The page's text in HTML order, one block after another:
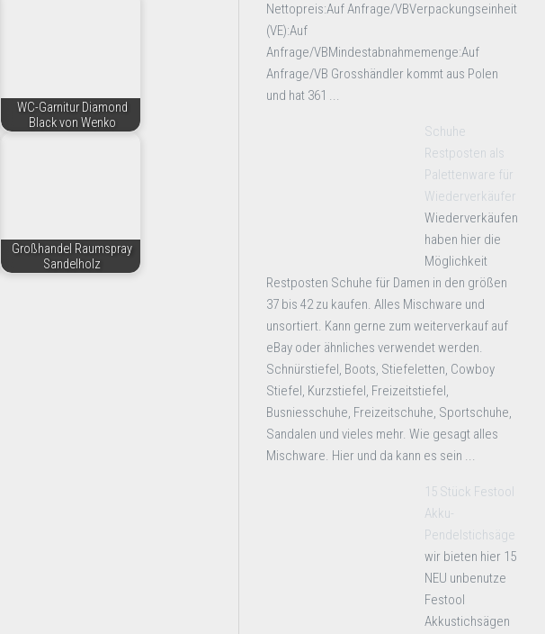
WC-Garnitur Diamond
Black von Wenko
Großhandel Raumspray
Sandelholz
Nettopreis:Auf Anfrage/VBVerpackungseinheit
(VE):Auf
Anfrage/VBMindestabnahmemenge:Auf
Anfrage/VB Grosshändler kommt aus Polen
und hat 361 ...
Schuhe
Restposten als
Palettenware für
Wiederverkäufer
Wiederverkäufen
haben hier die
Möglichkeit
Restposten Schuhe für Damen in den größen
37 bis 42 zu kaufen. Alles Mischware und
unsortiert. Kann gerne zum weiterverkauf auf
eBay oder ähnliches verwendet werden.
Schnürstiefel, Boots, Stiefeletten, Cowboy
Stiefel, Kurzstiefel, Freizeitstiefel,
Busniesschuhe, Freizeitschuhe, Sportschuhe,
Sandalen und vieles mehr. Wie gesagt alles
Mischware. Hier und da kann es sein ...
15 Stück Festool
Akku-
Pendelstichsäge
wir bieten hier 15
NEU unbenutze
Festool
Akkustichsägen